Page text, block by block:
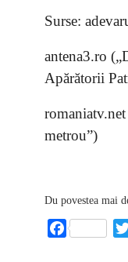
Surse:
antena3.ro
Apărătorii
metrou”)
Du povestea mai
Facebook